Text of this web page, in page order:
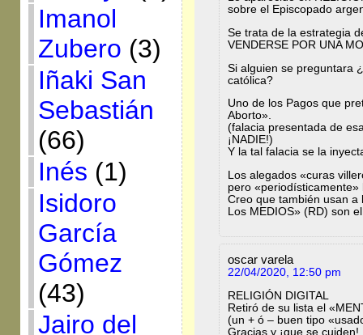
Imanol
Zubero (3)
Iñaki San
Sebastián
(66)
Inés (1)
Isidoro
García
Gómez
(43)
Jairo del
sobre el Episcopado
Se trata de la estrategia
VENDERSE POR UNA
Si alguien se preguntara
católica?
Uno de los Pagos que
Aborto».
(falacia presentada de
¡NADIE!)
Y la tal falacia se la
Los alegados «curas
pero «periodísticamente»
Creo que también usan a
Los MEDIOS» (RD) son
oscar varela
22/04/2020, 12:50 pm
RELIGIÓN DIGITAL
Retiró de su lista el
(un + ó – buen tipo
Gracias y ¡que se cuiden!